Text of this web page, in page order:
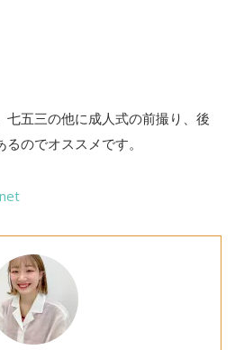
七五三の他に成人式の前撮り、後
のでオススメです。